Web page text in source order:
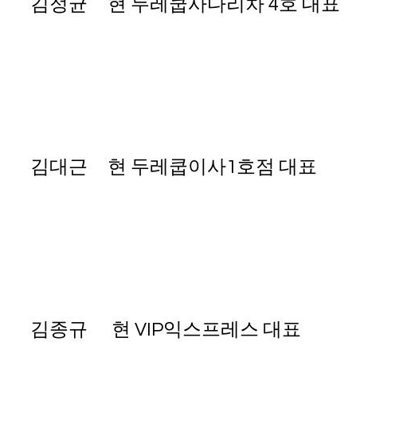
김정균 현 두레쿱사다리차 4호 대표
김대근 현 두레쿱이사1호점 대표
김종규 현 VIP익스프레스 대표